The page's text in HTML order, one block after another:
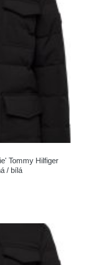
Tommy Hilfiger
/ bílá